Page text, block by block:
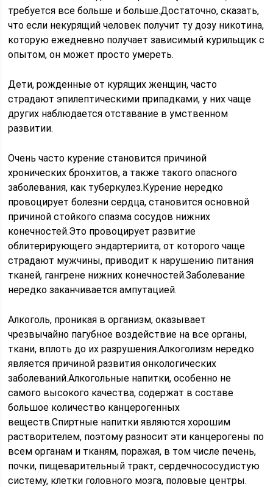
требуется все больше и больше.Достаточно, сказать,
что если некурящий человек получит ту дозу никотина,
которую ежедневно получает зависимый курильщик с
опытом, он может просто умереть.
Дети, рожденные от курящих женщин, часто
страдают эпилептическими припадками, у них чаще
других наблюдается отставание в умственном
развитии.
Очень часто курение становится причиной
хронических бронхитов, а также такого опасного
заболевания, как туберкулез.Курение нередко
провоцирует болезни сердца, становится основной
причиной стойкого спазма сосудов нижних
конечностей.Это провоцирует развитие
облитерирующего эндартериита, от которого чаще
страдают мужчины, приводит к нарушению питания
тканей, гангрене нижних конечностей.Заболевание
нередко заканчивается ампутацией.
Алкоголь, проникая в организм, оказывает
чрезвычайно пагубное воздействие на все органы,
ткани, вплоть до их разрушения.Алкоголизм нередко
является причиной развития онкологических
заболеваний.Алкогольные напитки, особенно не
самого высокого качества, содержат в составе
большое количество канцерогенных
веществ.Спиртные напитки являются хорошим
растворителем, поэтому разносит эти канцерогены по
всем органам и тканям, поражая, в том числе печень,
почки, пищеварительный тракт, сердечнососудистую
систему, клетки головного мозга, половые центры.